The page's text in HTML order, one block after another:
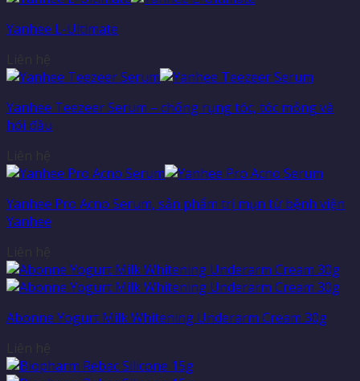
Yanhee L-Ultimate
Yanhee Teezeer Serum – chống rụng tóc, tóc mỏng và
hói đầu
Yanhee Pro Acno Serum, sản phẩm trị mụn từ bệnh viện
Yanhee
Abonne Yogurt Milk Whitening Underarm Cream 30g